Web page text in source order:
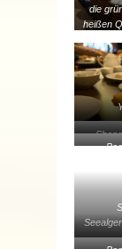
die
heißen